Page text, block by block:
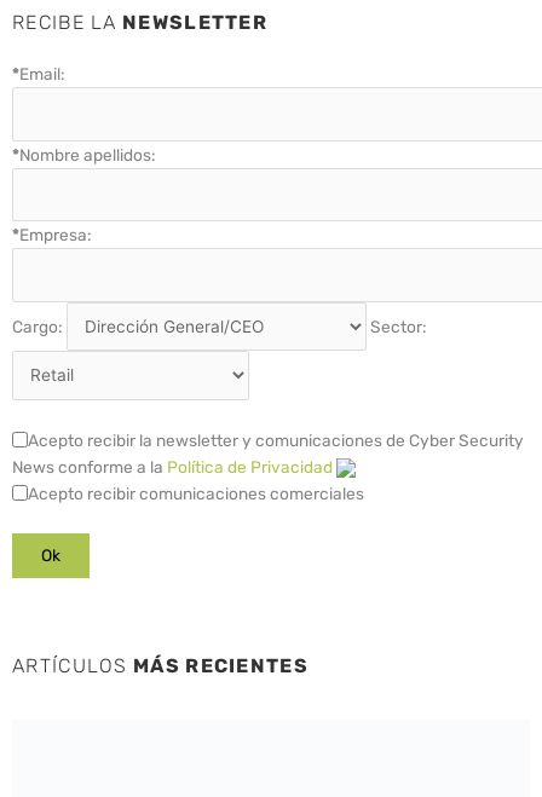
RECIBE LA NEWSLETTER
*Email:
*Nombre apellidos:
*Empresa:
Cargo: Sector:
Acepto recibir la newsletter y comunicaciones de Cyber Security
News conforme a la Política de Privacidad
Acepto recibir comunicaciones comerciales
ARTÍCULOS MÁS RECIENTES